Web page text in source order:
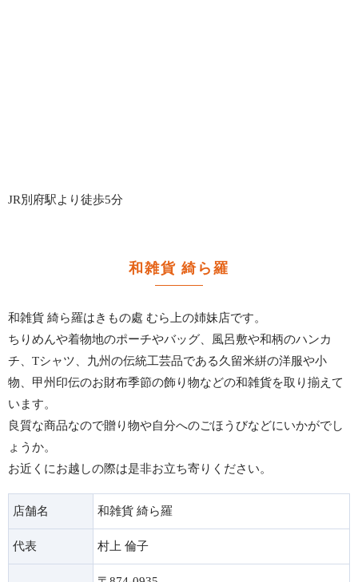
JR別府駅より徒歩5分
和雑貨 綺ら羅
和雑貨 綺ら羅はきもの處 むら上の姉妹店です。
ちりめんや着物地のポーチやバッグ、風呂敷や和柄のハンカ
チ、Tシャツ、九州の伝統工芸品である久留米絣の洋服や小
物、甲州印伝のお財布季節の飾り物などの和雑貨を取り揃えて
います。
良質な商品なので贈り物や自分へのごほうびなどにいかがでし
ょうか。
お近くにお越しの際は是非お立ち寄りください。
店舗名 和雑貨 綺ら羅
代表 村上 倫子